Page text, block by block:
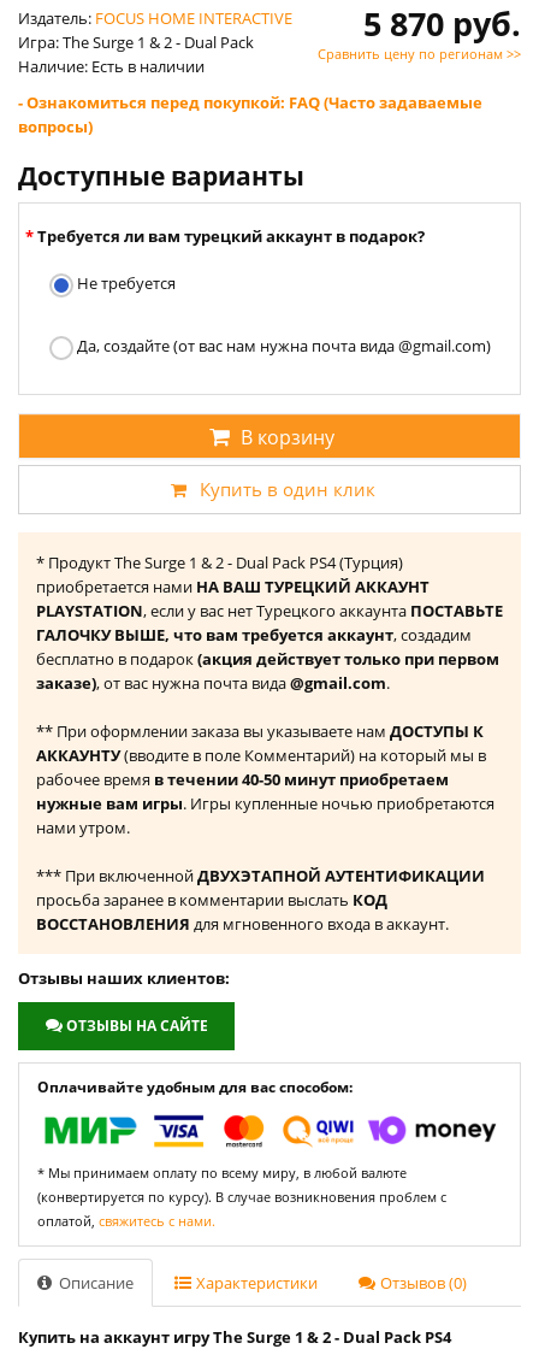
Издатель: FOCUS HOME INTERACTIVE
Игра: The Surge 1 & 2 - Dual Pack
Наличие: Есть в наличии
5 870 руб.
Сравнить цену по регионам >>
- Ознакомиться перед покупкой: FAQ (Часто задаваемые
вопросы)
Доступные варианты
Требуется ли вам турецкий аккаунт в подарок?
Не требуется
Да, создайте (от вас нам нужна почта вида @gmail.com)
В корзину
Купить в один клик
* Продукт The Surge 1 & 2 - Dual Pack PS4 (Турция)
приобретается нами НА ВАШ ТУРЕЦКИЙ АККАУНТ
PLAYSTATION, если у вас нет Турецкого аккаунта ПОСТАВЬТЕ
ГАЛОЧКУ ВЫШЕ, что вам требуется аккаунт, создадим
бесплатно в подарок(акция действует только при первом
заказе), от вас нужна почта вида@gmail.com.
** При оформлении заказа вы указываете нам ДОСТУПЫ К
АККАУНТУ(вводите в поле Комментарий) на который мы в
рабочее время в течении 40-50 минут приобретаем
нужные вам игры. Игры купленные ночью приобретаются
нами утром.
*** При включеннойДВУХЭТАПНОЙ АУТЕНТИФИКАЦИИ
просьба заранее в комментарии выслать КОД
ВОССТАНОВЛЕНИЯ для мгновенного входа в аккаунт.
Отзывы наших клиентов:
ОТЗЫВЫ НА САЙТЕ
Оплачивайте удобным для вас способом:
* Мы принимаем оплату по всему миру, в любой валюте
(конвертируется по курсу). В случае возникновения проблем с
оплатой, свяжитесь с нами.
Описание Характеристики Отзывов (0)
Купить на аккаунт игру The Surge 1 & 2 - Dual Pack PS4